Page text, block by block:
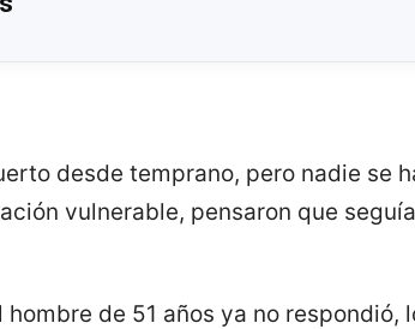
desde temprano, pero nadie se
vulnerable, pensaron que
de 51 años ya no respondió,